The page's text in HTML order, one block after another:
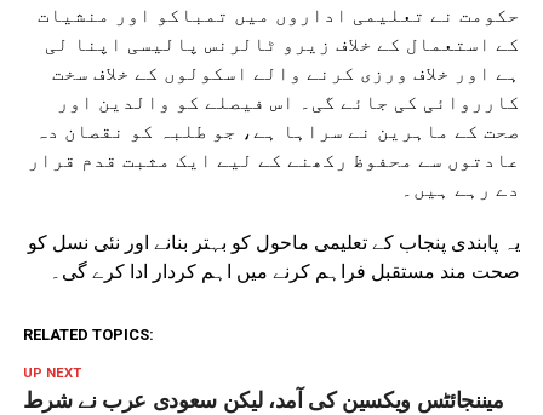
حکومت نے تعلیمی اداروں میں تمباکو اور منشیات
کے استعمال کے خلاف زیرو ٹالرنس پالیسی اپنا لی
ہے اور خلاف ورزی کرنے والے اسکولوں کے خلاف سخت
کارروائی کی جائے گی۔ اس فیصلے کو والدین اور
صحت کے ماہرین نے سراہا ہے، جو طلبہ کو نقصان دہ
عادتوں سے محفوظ رکھنے کے لیے ایک مثبت قدم قرار
دے رہے ہیں۔
یہ پابندی پنجاب کے تعلیمی ماحول کو بہتر بنانے اور نئی نسل کو
صحت مند مستقبل فراہم کرنے میں اہم کردار ادا کرے گی۔
RELATED TOPICS:
UP NEXT
میننجائٹس ویکسین کی آمد، لیکن سعودی عرب نے شرط